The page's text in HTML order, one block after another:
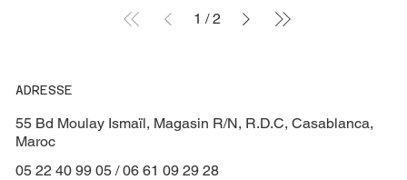
1 / 2
ADRESSE
55 Bd Moulay Ismaïl, Magasin R/N, R.D.C, Casablanca,
Maroc
05 22 40 99 05 / 06 61 09 29 28